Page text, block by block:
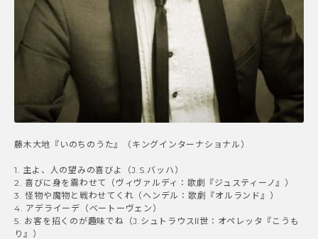
藤木大地『いのちのうた』（キングインターナショナル）
1. 主よ、人の望みの喜びよ（J.S.バッハ）
2. 喜びに身を震わせて（ヴィヴァルディ：歌劇『ジュスティーノ』）
3. 怪物や魔物と戦わせてくれ（ヘンデル：歌劇『オルランド』）
4. アデライーデ（ベートーヴェン）
5. お客を招くのが趣味でね（J.シュトラウスⅡ世：オペレッタ『こうも
り』）